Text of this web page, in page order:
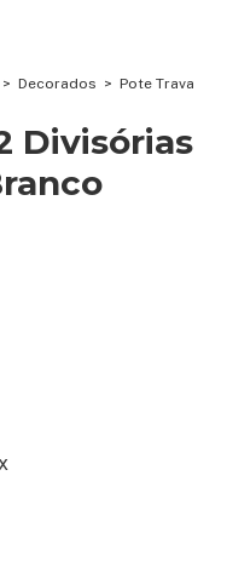
> Decorados > Pote Trava
Divisórias